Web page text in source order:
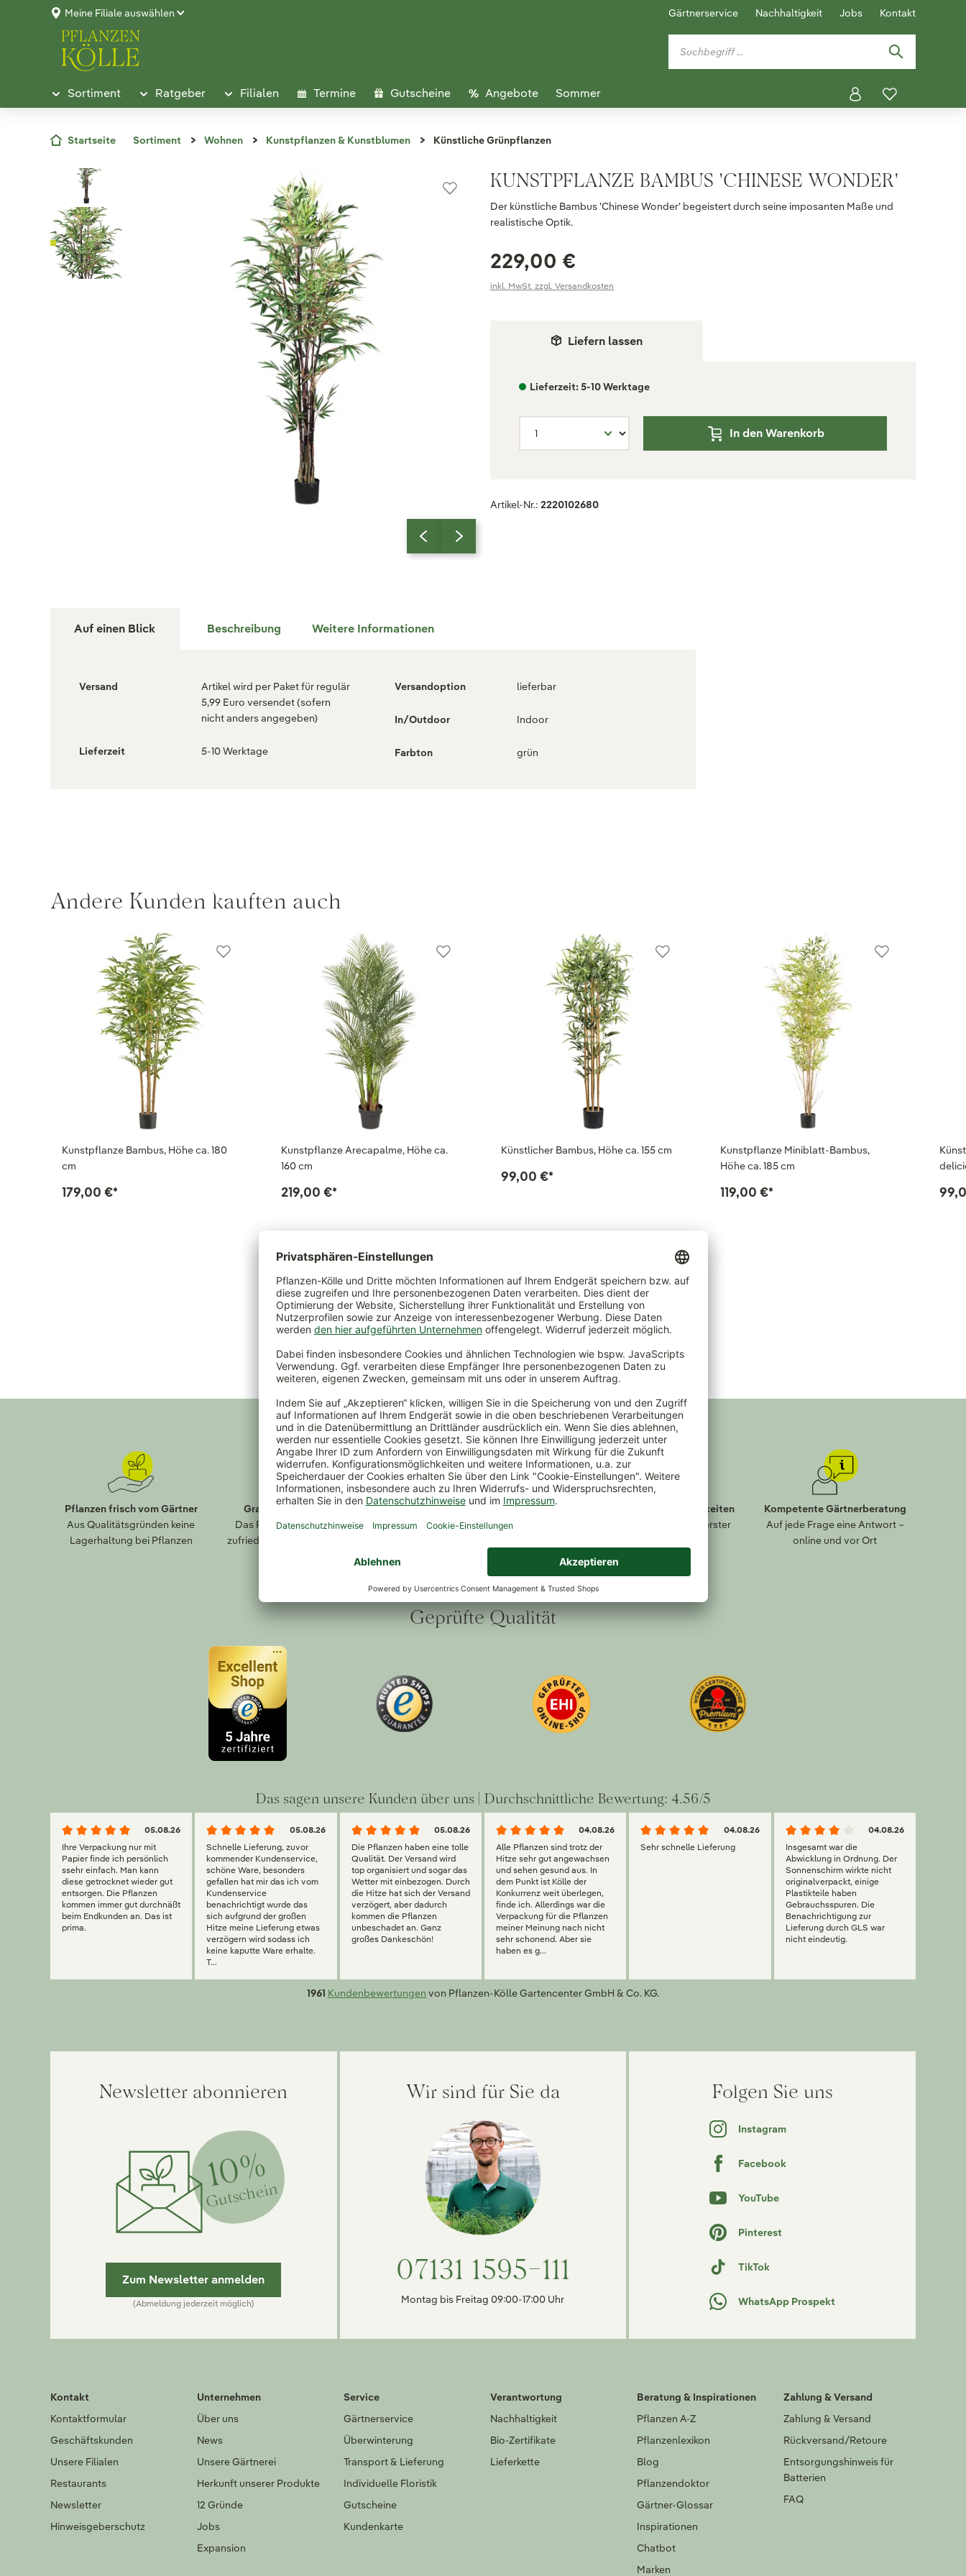
Meine Filiale auswählen Gärtnerservice Nachhaltigkeit Jobs Kontakt
Sortiment Ratgeber Filialen Termine Gutscheine Angebote Sommer
Startseite Sortiment Wohnen Kunstpflanzen & Kunstblumen Künstliche Grünpflanzen
KUNSTPFLANZE BAMBUS 'CHINESE WONDER'
Der künstliche Bambus 'Chinese Wonder' begeistert durch seine imposanten Maße und
realistische Optik.
229,00 €
inkl. MwSt. zzgl. Versandkosten
Liefern lassen
Lieferzeit: 5-10 Werktage
In den Warenkorb
Artikel-Nr.: 2220102680
Auf einen Blick Beschreibung Weitere Informationen
Versand
Artikel wird per Paket für regulär
5,99 Euro versendet (sofern
nicht anders angegeben)
Lieferzeit 5-10 Werktage
Versandoption lieferbar
In/Outdoor Indoor
Farbton grün
Andere Kunden kauften auch
Kunstpflanze Bambus, Höhe ca. 180
cm
179,00 €*
Kunstpflanze Arecapalme, Höhe ca.
160 cm
219,00 €*
Künstlicher Bambus, Höhe ca. 155 cm
99,00 €*
Kunstpflanze Miniblatt-Bambus,
Höhe ca. 185 cm
119,00 €*
Pflanzen frisch vom Gärtner
Aus Qualitätsgründen keine
Lagerhaltung bei Pflanzen
Gratis Paket-Rückversand
Das Falsche bestellt oder nicht
zufrieden? Einfach zurückschicken
Kauf auf Rechnung
Bestellen, freuen, dann erst
Sichere Zahlungsmöglichkeiten
Ihre Sicherheit kommt an erster
Kompetente Gärtnerberatung
Auf jede Frage eine Antwort –
online und vor Ort
Geprüfte Qualität
Das sagen unsere Kunden über uns | Durchschnittliche Bewertung: 4.56/5
05.08.26
Ihre Verpackung nur mit
Papier finde ich persönlich
ssehr einfach. Man kann
diese getrocknet wieder gut
entsorgen. Die Pflanzen
kommen immer gut durchnäßt
beim Endkunden an. Das ist
prima.
05.08.26
Schnelle Lieferung, zuvor
kommender Kundenservice,
schöne Ware, besonders
gefallen hat mir das ich vom
Kundenservice
benachrichtigt wurde das
sich aufgrund der großen
Hitze meine Lieferung etwas
verzögern wird sodass ich
keine kaputte Ware erhalte.
T...
05.08.26
Die Pflanzen haben eine tolle
Qualität. Der Versand wird
top organisiert und sogar das
Wetter mit einbezogen. Durch
die Hitze hat sich der Versand
verzögert, aber dadurch
kommen die Pflanzen
unbeschadet an. Ganz
großes Dankeschön!
04.08.26
Alle Pflanzen sind trotz der
Hitze sehr gut angewachsen
und sehen gesund aus. In
dem Punkt ist Kölle der
Konkurrenz weit überlegen,
finde ich. Allerdings war die
Verpackung für die Pflanzen
meiner Meinung nach nicht
sehr schonend. Aber sie
haben es g...
04.08.26
Sehr schnelle Lieferung
04.08.26
Insgesamt war die
Abwicklung in Ordnung. Der
Sonnenschirm wirkte nicht
originalverpackt, einige
Plastikteile haben
Gebrauchsspuren. Die
Benachrichtigung zur
Lieferung durch GLS war
nicht eindeutig.
1961 Kundenbewertungen von Pflanzen-Kölle Gartencenter GmbH & Co. KG.
Newsletter abonnieren
10%
Gutschein
Zum Newsletter anmelden
(Abmeldung jederzeit möglich)
Wir sind für Sie da
07131 1595-111
Montag bis Freitag 09:00-17:00 Uhr
Folgen Sie uns
Instagram
Facebook
YouTube
Pinterest
TikTok
WhatsApp Prospekt
Kontakt
Kontaktformular
Geschäftskunden
Unsere Filialen
Restaurants
Newsletter
Hinweisgeberschutz
Unternehmen
Über uns
News
Unsere Gärtnerei
Herkunft unserer Produkte
12 Gründe
Jobs
Expansion
Service
Gärtnerservice
Überwinterung
Transport & Lieferung
Individuelle Floristik
Gutscheine
Kundenkarte
Verantwortung
Nachhaltigkeit
Bio-Zertifikate
Lieferkette
Beratung & Inspirationen
Pflanzen A-Z
Pflanzenlexikon
Blog
Pflanzendoktor
Gärtner-Glossar
Inspirationen
Chatbot
Marken
Zahlung & Versand
Zahlung & Versand
Rückversand/Retoure
Entsorgungshinweis für
Batterien
FAQ